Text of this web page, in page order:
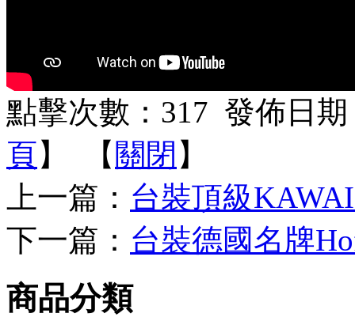
點擊次數： 317 發佈日
頁】 【 關閉 】
上一篇： 台裝頂級
下一篇： 台裝德國名牌
商品分類